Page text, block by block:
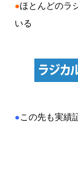
●ほとんどのラ
いる
●この先も実績